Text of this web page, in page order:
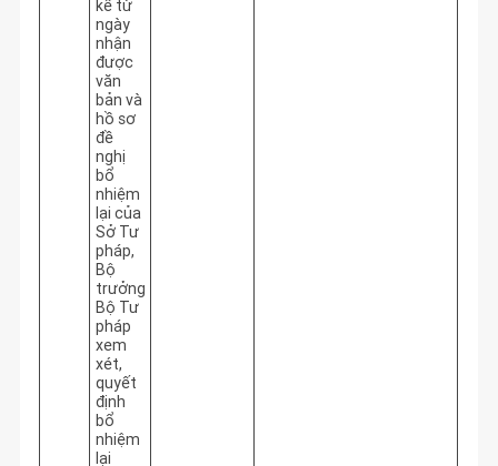
kể từ
ngày
nhận
được
văn
bản và
hồ sơ
đề
nghị
bổ
nhiệm
lại của
Sở Tư
pháp,
Bộ
trưởng
Bộ Tư
pháp
xem
xét,
quyết
định
bổ
nhiệm
lại